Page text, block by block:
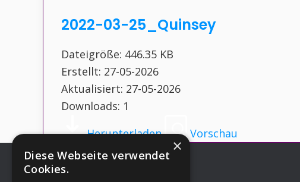
2022-03-25_Quinsey
Dateigröße: 446.35 KB
Erstellt: 27-05-2026
Aktualisiert: 27-05-2026
Downloads: 1
Herunterladen
Vorschau
×
Diese Webseite verwendet
Cookies.